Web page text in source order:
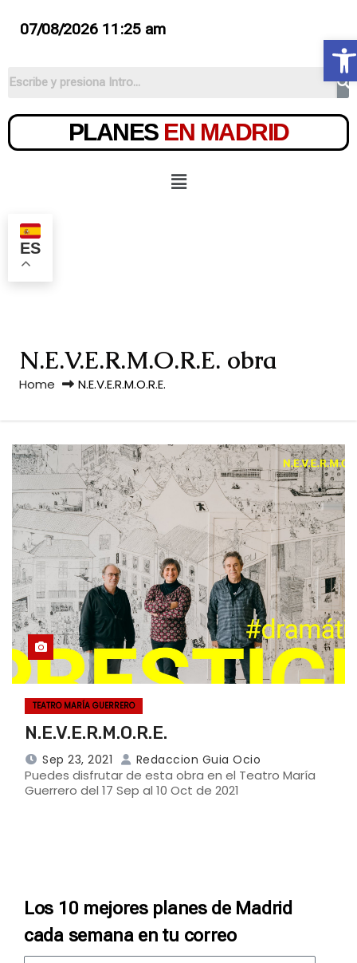
07/08/2026 11:25 am
PLANES EN MADRID
ES
N.E.V.E.R.M.O.R.E. obra
Home N.E.V.E.R.M.O.R.E.
TEATRO MARÍA GUERRERO
N.E.V.E.R.M.O.R.E.
Sep 23, 2021 Redaccion Guia Ocio
Puedes disfrutar de esta obra en el Teatro María
Guerrero del 17 Sep al 10 Oct de 2021
Los 10 mejores planes de Madrid
cada semana en tu correo